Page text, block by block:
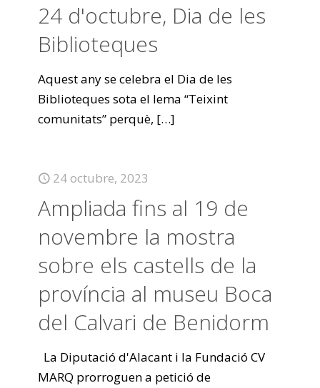
24 d'octubre, Dia de les
Biblioteques
Aquest any se celebra el Dia de les
Biblioteques sota el lema “Teixint
comunitats” perquè, […]
24 octubre, 2023
Ampliada fins al 19 de
novembre la mostra
sobre els castells de la
província al museu Boca
del Calvari de Benidorm
La Diputació d'Alacant i la Fundació CV
MARQ prorroguen a petició de